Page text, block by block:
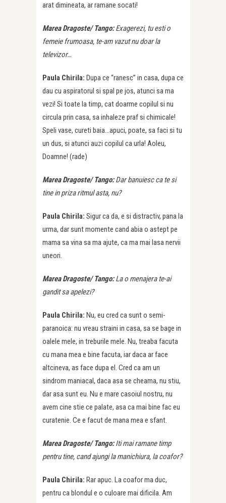
arat dimineata, ar ramane socati!
Marea Dragoste/ Tango:Exagerezi, tu esti o
femeie frumoasa, te-am vazut nu doar la
televizor…
Paula Chirila: Dupa ce “ranesc” in casa, dupa ce
dau cu aspiratorul si spal pe jos, atunci sa ma
vezi! Si toate la timp, cat doarme copilul si nu
circula prin casa, sa inhaleze praf si chimicale!
Speli vase, cureti baia…apuci, poate, sa faci si tu
un dus, si atunci auzi copilul ca urla! Aoleu,
Doamne! (rade)
Marea Dragoste/ Tango:Dar banuiesc ca te si
tine in priza ritmul asta, nu?
Paula Chirila: Sigur ca da, e si distractiv, pana la
urma, dar sunt momente cand abia o astept pe
mama sa vina sa ma ajute, ca ma mai lasa nervii
uneori.
Marea Dragoste/ Tango:La o menajera te-ai
gandit sa apelezi?
Paula Chirila: Nu, eu cred ca sunt o semi-
paranoica: nu vreau straini in casa, sa se bage in
oalele mele, in treburile mele. Nu, treaba facuta
cu mana mea e bine facuta, iar daca ar face
altcineva, as face dupa el. Cred ca am un
sindrom maniacal, daca asa se cheama, nu stiu,
dar asa sunt eu. Nu e mare casoiul nostru, nu
avem cine stie ce palate, asa ca mai bine fac eu
curatenie. Ce e facut de mana mea e sfant.
Marea Dragoste/ Tango:Iti mai ramane timp
pentru tine, cand ajungi la manichiura, la coafor?
Paula Chirila: Rar apuc. La coafor ma duc,
pentru ca blondul e o culoare mai dificila. Am